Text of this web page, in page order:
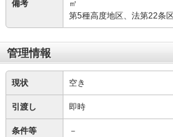
備考
㎡
第5種高度地区、法第22条
管理情報
現状 空き
引渡し 即時
条件等 －